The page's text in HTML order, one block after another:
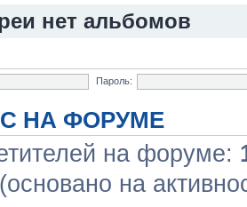
нет альбомов
Пароль:
НА ФОРУМЕ
на форуме:
на